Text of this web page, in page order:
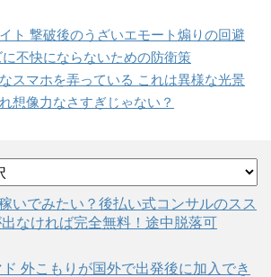
ト 撃破後のうざいエモート煽りの回避
不快にならないための防衛策
スマホを弄っている これは異様な光景
想像力なさすぎじゃない？
いでみたい？後払い式コンサルのスス
出なければ完全無料！途中脱落可
外こもりが国外で出発後に加入でき